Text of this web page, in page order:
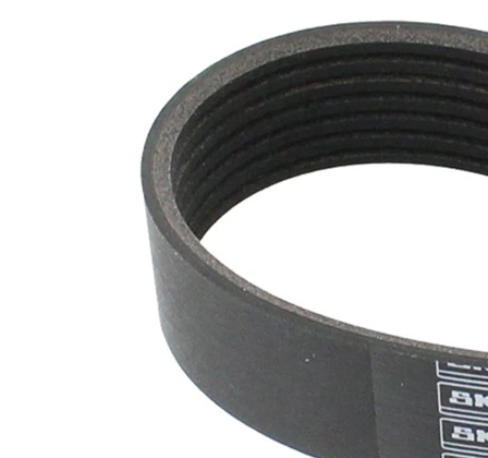
substanser
tillhanda!
Remmaterial
EPDM
(etylpropylen-
dien-gummi)